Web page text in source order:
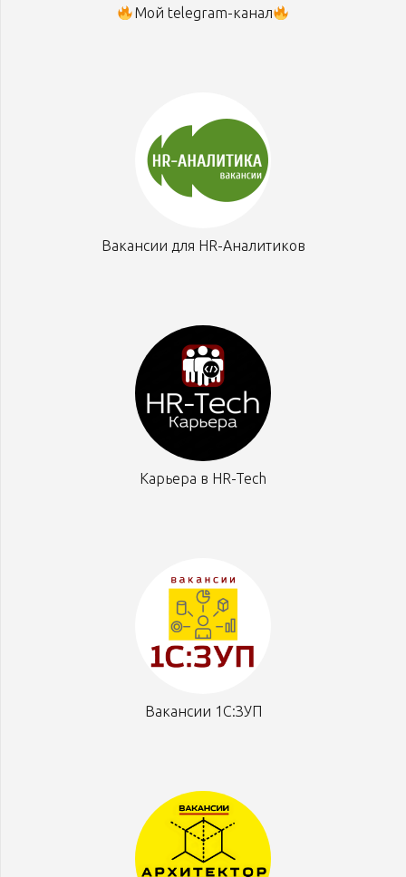
Мой telegram-канал
Вакансии для HR-Аналитиков
Карьера в HR-Tech
Вакансии 1С:ЗУП